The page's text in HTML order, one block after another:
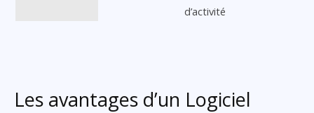
d’activité
Les avantages d’un Logiciel